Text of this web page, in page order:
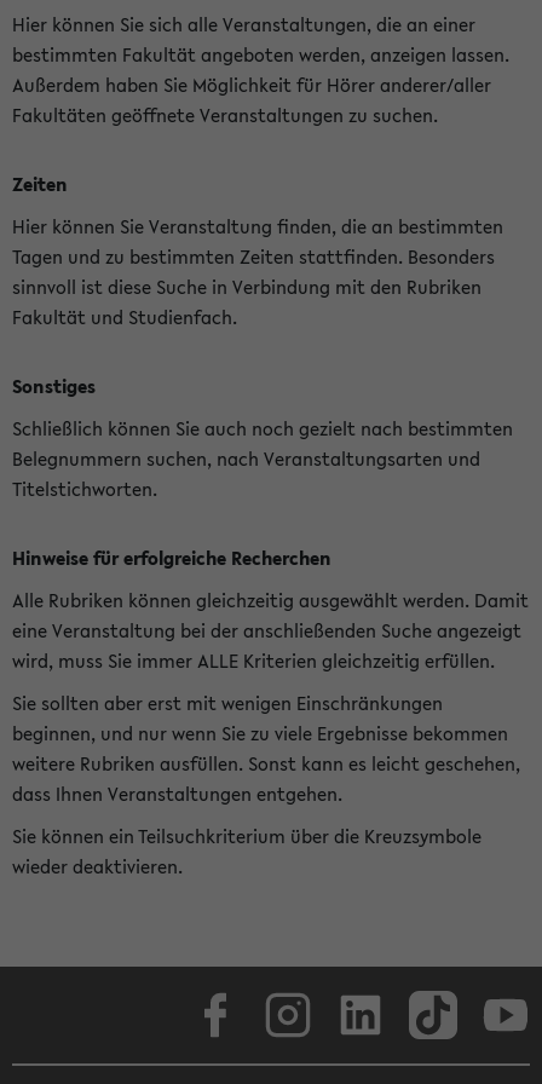
Hier können Sie sich alle Veranstaltungen, die an einer
bestimmten Fakultät angeboten werden, anzeigen lassen.
Außerdem haben Sie Möglichkeit für Hörer anderer/aller
Fakultäten geöffnete Veranstaltungen zu suchen.
Zeiten
Hier können Sie Veranstaltung finden, die an bestimmten
Tagen und zu bestimmten Zeiten stattfinden. Besonders
sinnvoll ist diese Suche in Verbindung mit den Rubriken
Fakultät und Studienfach.
Sonstiges
Schließlich können Sie auch noch gezielt nach bestimmten
Belegnummern suchen, nach Veranstaltungsarten und
Titelstichworten.
Hinweise für erfolgreiche Recherchen
Alle Rubriken können gleichzeitig ausgewählt werden. Damit
eine Veranstaltung bei der anschließenden Suche angezeigt
wird, muss Sie immer ALLE Kriterien gleichzeitig erfüllen.
Sie sollten aber erst mit wenigen Einschränkungen
beginnen, und nur wenn Sie zu viele Ergebnisse bekommen
weitere Rubriken ausfüllen. Sonst kann es leicht geschehen,
dass Ihnen Veranstaltungen entgehen.
Sie können ein Teilsuchkriterium über die Kreuzsymbole
wieder deaktivieren.